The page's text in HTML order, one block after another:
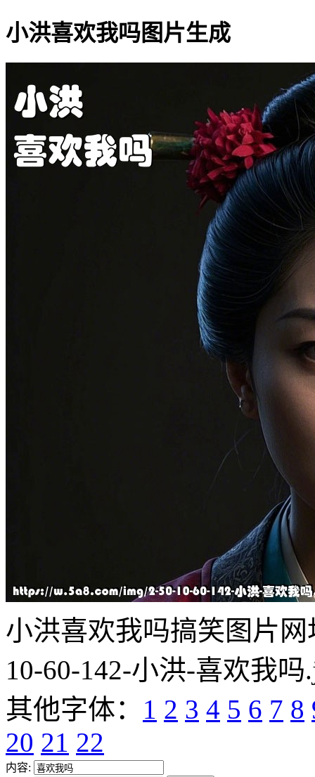
小洪喜欢我吗图片生成
小洪喜欢我吗搞笑图片网
10-60-142-小洪-喜欢我吗
其他字体： 1 2 3 4 5 6 7 8
20 21 22
内容: